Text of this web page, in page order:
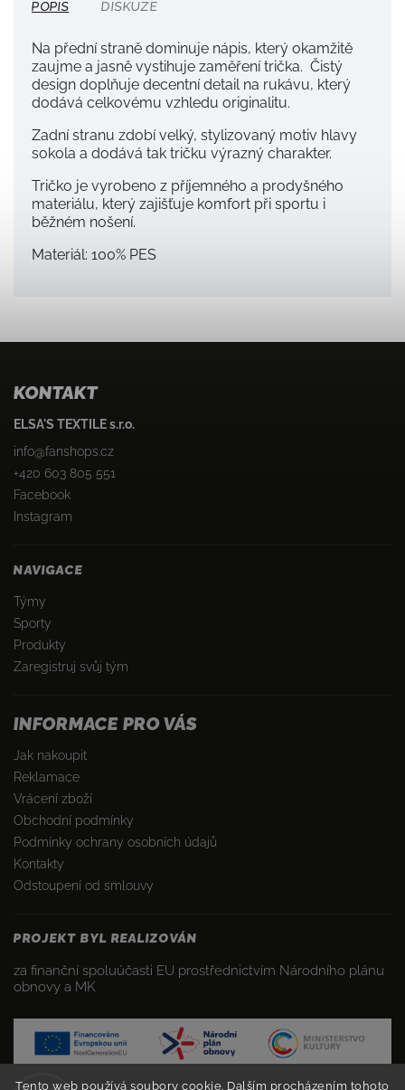
Tento web používá soubory cookie. Dalším procházením tohoto
POPIS DISKUZE
Na přední straně dominuje nápis, který okamžitě
zaujme a jasně vystihuje zaměření trička. Čistý
design doplňuje decentní detail na rukávu, který
dodává celkovému vzhledu originalitu.
Zadní stranu zdobí velký, stylizovaný motiv hlavy
sokola a dodává tak tričku výrazný charakter.
Tričko je vyrobeno z příjemného a prodyšného
materiálu, který zajišťuje komfort při sportu i
běžném nošení.
Materiál: 100% PES
KONTAKT
ELSA'S TEXTILE s.r.o.
info@fanshops.cz
+420 603 805 551
Facebook
Instagram
NAVIGACE
Týmy
Sporty
Produkty
Zaregistruj svůj tým
INFORMACE PRO VÁS
Jak nakoupit
Reklamace
Vrácení zboží
Obchodní podmínky
Podmínky ochrany osobních údajů
Kontakty
Odstoupení od smlouvy
PROJEKT BYL REALIZOVÁN
za finanční spoluúčasti EU prostřednictvím Národního plánu
obnovy a MK